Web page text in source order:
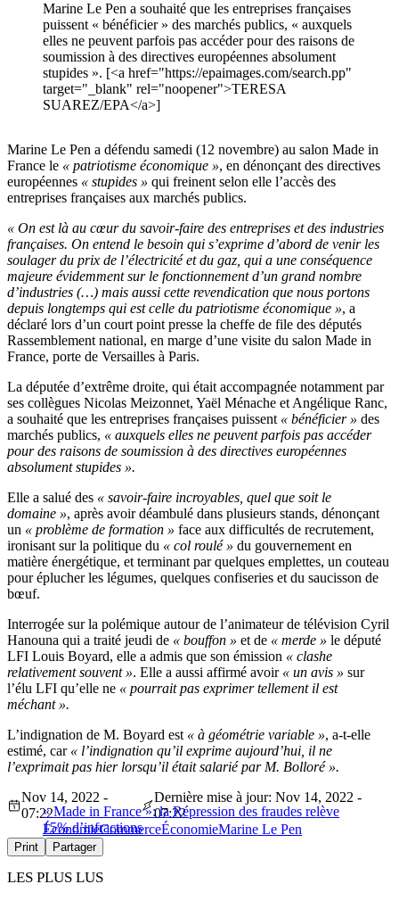
Marine Le Pen a souhaité que les entreprises françaises
puissent « bénéficier » des marchés publics, « auxquels
elles ne peuvent parfois pas accéder pour des raisons de
soumission à des directives européennes absolument
stupides ». [<a href="https://epaimages.com/search.pp"
target="_blank" rel="noopener">TERESA
SUAREZ/EPA</a>]
Marine Le Pen a défendu samedi (12 novembre) au salon Made in
France le « patriotisme économique », en dénonçant des directives
européennes « stupides » qui freinent selon elle l’accès des
entreprises françaises aux marchés publics.
« On est là au cœur du savoir-faire des entreprises et des industries
françaises. On entend le besoin qui s’exprime d’abord de venir les
soulager du prix de l’électricité et du gaz, qui a une conséquence
majeure évidemment sur le fonctionnement d’un grand nombre
d’industries (…) mais aussi cette revendication que nous portons
depuis longtemps qui est celle du patriotisme économique », a
déclaré lors d’un court point presse la cheffe de file des députés
Rassemblement national, en marge d’une visite du salon Made in
France, porte de Versailles à Paris.
La députée d’extrême droite, qui était accompagnée notamment par
ses collègues Nicolas Meizonnet, Yaël Ménache et Angélique Ranc,
a souhaité que les entreprises françaises puissent « bénéficier » des
marchés publics, « auxquels elles ne peuvent parfois pas accéder
pour des raisons de soumission à des directives européennes
absolument stupides ».
Elle a salué des « savoir-faire incroyables, quel que soit le
domaine », après avoir déambulé dans plusieurs stands, dénonçant
un « problème de formation » face aux difficultés de recrutement,
ironisant sur la politique du « col roulé » du gouvernement en
matière énergétique, et terminant par quelques emplettes, un couteau
pour éplucher les légumes, quelques confiseries et du saucisson de
bœuf.
Interrogée sur la polémique autour de l’animateur de télévision Cyril
Hanouna qui a traité jeudi de « bouffon » et de « merde » le député
LFI Louis Boyard, elle a admis que son émission « clashe
relativement souvent ». Elle a aussi affirmé avoir « un avis » sur
l’élu LFI qu’elle ne « pourrait pas exprimer tellement il est
méchant ».
L’indignation de M. Boyard est « à géométrie variable », a-t-elle
estimé, car « l’indignation qu’il exprime aujourd’hui, il ne
l’exprimait pas hier lorsqu’il était salarié par M. Bolloré ».
« Made in France »: la Répression des fraudes relève
15% d’infractions
Nov 14, 2022 -
07:22
Dernière mise à jour: Nov 14, 2022 -
07:22
ÉconomieCommerceÉconomieMarine Le Pen
Print Partager
LES PLUS LUS